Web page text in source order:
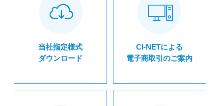
当社指定様式
ダウンロード
CI-NETによる
電子商取引のご案内